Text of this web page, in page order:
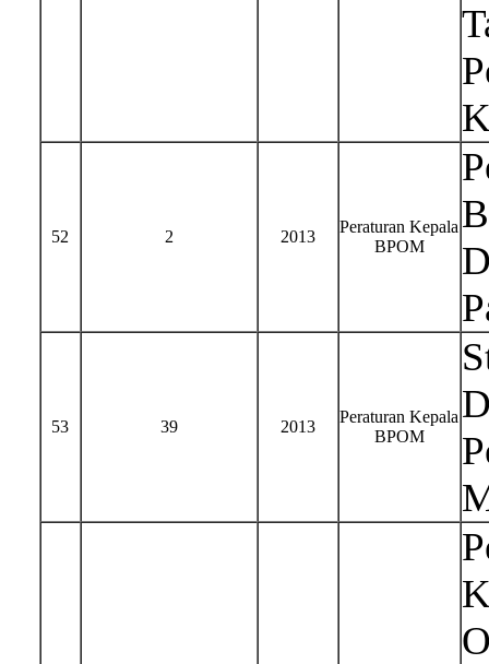
52 2 2013
Peraturan Kepala
BPOM
53 39 2013
Peraturan Kepala
BPOM